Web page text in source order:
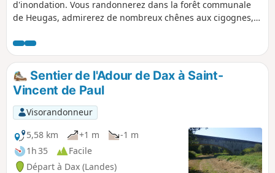
d'inondation. Vous randonnerez dans la forêt communale
de Heugas, admirerez de nombreux chênes aux cigognes,
bras mort du Luy et gagnerez la piste forestière. De là, soit
vous emprunterez le Circuit de la Barthe à foin sentier
départemental des Landes n° 6.5 , soit vous reviendrez à
votre point de départ. Soyez alors prudent car il vous faudra
traverser la D6.
Sentier de l'Adour de Dax à Saint-
Vincent de Paul
Visorandonneur
5,58 km
+1 m
-1 m
1h 35
Facile
Départ à Dax (Landes)